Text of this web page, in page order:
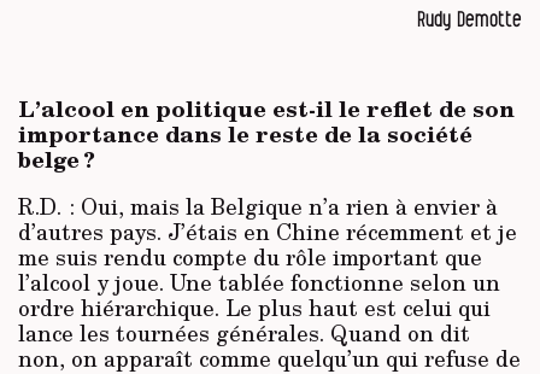
Rudy Demotte
L’alcool en politique est-il le reflet de son
importance dans le reste de la société
belge ?
R.D. : Oui, mais la Belgique n’a rien à envier à
d’autres pays. J’étais en Chine récemment et je
me suis rendu compte du rôle important que
l’alcool y joue. Une tablée fonctionne selon un
ordre hiérarchique. Le plus haut est celui qui
lance les tournées générales. Quand on dit
non, on apparaît comme quelqu’un qui refuse de